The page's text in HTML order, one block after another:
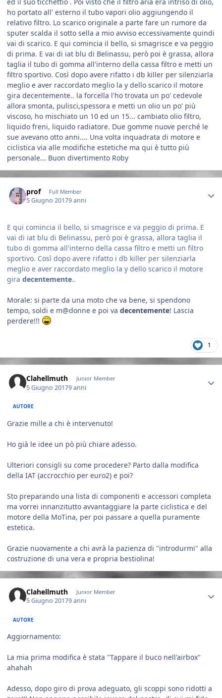
ed il suo ticchettio . Poi visto che il filtro aria era intriso di olio,
ho portato all' esterno il tubo vapori olio aggiungendo il
relativo filtro. Lo scarico originale a parte fare un rumore da
sputer scalda il sotto sella a mio avviso eccessivamente quindi
vai di scarico. E qui comincia il bello, si smagrisce e va peggio
di prima. E vai di iat blu di Belinassu, però poi è grassa, allora
taglia il tubo di gomma all'interno della cassa filtro e metti un
filtro sportivo. Così dopo avere rifatto i db killer per silenziarla
meglio e aver raccordato meglio la y dello scarico il motore
gira decentemente.. la forcella l'ho trovata un po' cedevole
allora smonta, pulisci,spessora e metti un olio un po' più
viscoso, ho mischiato un 10 ed un 15... cambiato olio filtro,
liquido freni, liquido radiatore. Due gomme nuove perché le
sue avevano otto anni.... Una volta inquadrata di motore e
ciclistica via alle modifiche estetiche ma qui è tutto più
personale... Buon divertimento Roby
prof Full Member
5 Giugno 20179 anni
E qui comincia il bello, si smagrisce e va peggio di prima. E
vai di iat blu di Belinassu, però poi è grassa, allora taglia il
tubo di gomma all'interno della cassa filtro e metti un filtro
sportivo. Così dopo avere rifatto i db killer per silenziarla
meglio e aver raccordato meglio la y dello scarico il motore
gira decentemente..
Morale: si parte da una moto che va bene, si spendono
tempo, soldi e m@donne e poi va decentemente! Lascia
perdere!!!
1
Clahellmuth Junior Member
5 Giugno 20179 anni
AUTORE
Grazie mille a chi è intervenuto!
Ho già le idee un pò più chiare adesso.
Ulteriori consigli su come procedere? Parto dalla modifica
della IAT (accrocchio per euro2) e poi?
Sto preparando una lista di componenti e accessori completa
ma vorrei innanzitutto avvantaggiare la parte ciclistica e del
motore della MoTina, per poi passare a quella puramente
estetica.
Grazie nuovamente a chi avrà la pazienza di "introdurmi" alla
costruzione di una vera e propria bestiolina!
Clahellmuth Junior Member
5 Giugno 20179 anni
AUTORE
Aggiornamento:
La mia prima modifica è stata "Tappare il buco nell'airbox"
ahahah
Adesso, dopo giro di prova adeguato, gli scoppi sono ridotti a